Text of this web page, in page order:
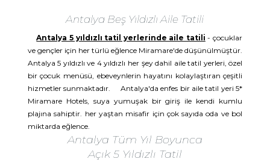
Antalya Beş Yıldızlı Aile Tatili
Antalya 5 yıldızlı tatil yerlerinde aile tatili - çocuklar
ve gençler için her türlü eğlence Miramare'de düşünülmüştür.
Antalya 5 yıldızlı ve 4 yıldızlı her şey dahil aile tatil yerleri, özel
bir çocuk menüsü, ebeveynlerin hayatını kolaylaştıran çeşitli
hizmetler sunmaktadır. Antalya'da enfes bir aile tatil yeri 5*
Miramare Hotels, suya yumuşak bir giriş ile kendi kumlu
plajına sahiptir. her yaştan misafir için çok sayıda oda ve bol
miktarda eğlence.
Antalya Tüm Yıl Boyunca
Açık 5 Yıldızlı Tatil